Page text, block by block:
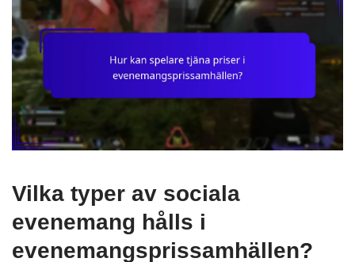
Vilka typer av sociala
evenemang hålls i
evenemangsprissamhällen?